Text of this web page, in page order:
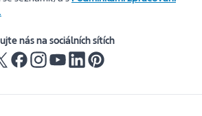
nás na sociálních sítích